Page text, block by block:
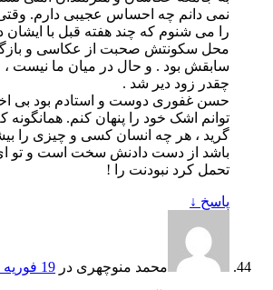
نمی دانم چه احساس عجیبی دارم.
را می شنوم که چند هفته قبل با
محل سکونتش صحبت از عکاسی و
سابقش بود . و حال در میان ما نیست ،
چقدر زود دیر شد .
حسن غفوری دوست و استادم بود بی
توانم اشک خود را پنهان کنم. همانگونه
گرید ، هر چه انسان کسی و چیزی را
باشد از دست دادنش سخت است و تو ای
تحمل کرد نبودنت را !
پاسخ ↓
محمد منوچهری در 19 فوریه 2014 در 15:15